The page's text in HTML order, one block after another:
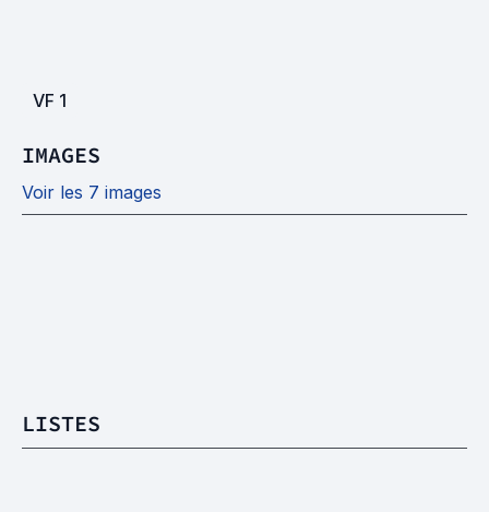
VF 1
IMAGES
Voir les 7 images
LISTES